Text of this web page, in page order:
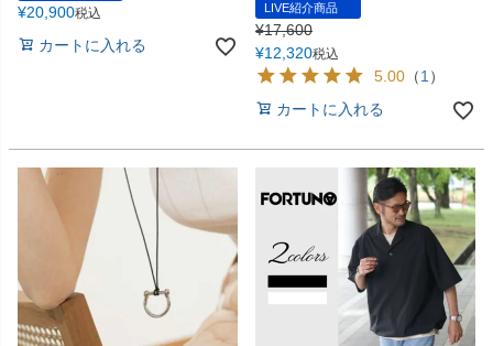
¥20,900税込
カートに入れる
LIVE紹介商品
¥17,600
¥12,320税込
5.00 （1）
カートに入れる